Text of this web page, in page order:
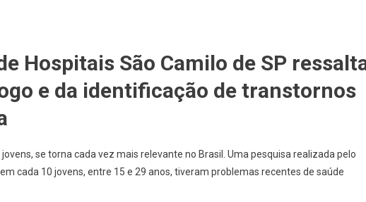
Hospitais São Camilo de SP
e da identificação de transtornos
se torna cada vez mais relevante no Brasil. Uma pesquisa realizada pelo
cada 10 jovens, entre 15 e 29 anos, tiveram problemas recentes de saúde